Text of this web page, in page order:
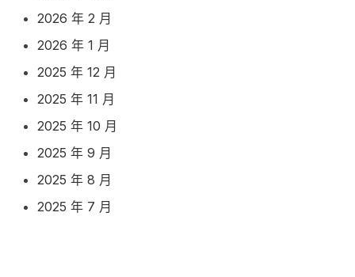
2026 年 2 月
2026 年 1 月
2025 年 12 月
2025 年 11 月
2025 年 10 月
2025 年 9 月
2025 年 8 月
2025 年 7 月